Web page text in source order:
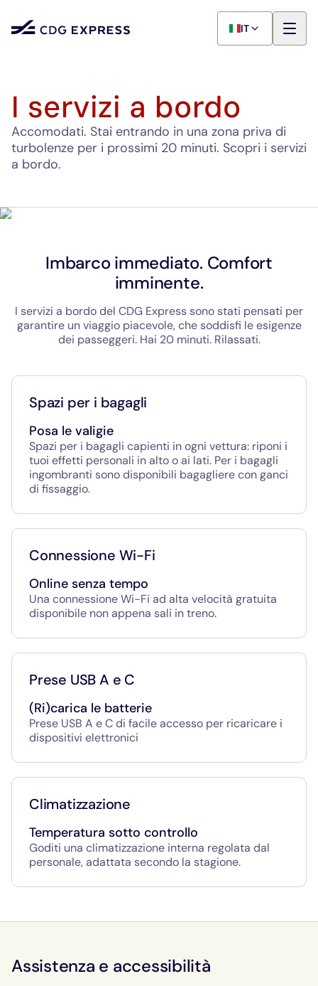
IT
I servizi a bordo
Accomodati. Stai entrando in una zona priva di
turbolenze per i prossimi 20 minuti. Scopri i servizi
a bordo.
Imbarco immediato. Comfort
imminente.
I servizi a bordo del CDG Express sono stati pensati per
garantire un viaggio piacevole, che soddisfi le esigenze
dei passeggeri. Hai 20 minuti. Rilassati.
Spazi per i bagagli
Posa le valigie
Spazi per i bagagli capienti in ogni vettura: riponi i
tuoi effetti personali in alto o ai lati. Per i bagagli
ingombranti sono disponibili bagagliere con ganci
di fissaggio.
Connessione Wi-Fi
Online senza tempo
Una connessione Wi-Fi ad alta velocità gratuita
disponibile non appena sali in treno.
Prese USB A e C
(Ri)carica le batterie
Prese USB A e C di facile accesso per ricaricare i
dispositivi elettronici
Climatizzazione
Temperatura sotto controllo
Goditi una climatizzazione interna regolata dal
personale, adattata secondo la stagione.
Assistenza e accessibilità